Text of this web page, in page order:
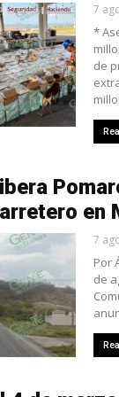
7
*
de
en
7
Por
de